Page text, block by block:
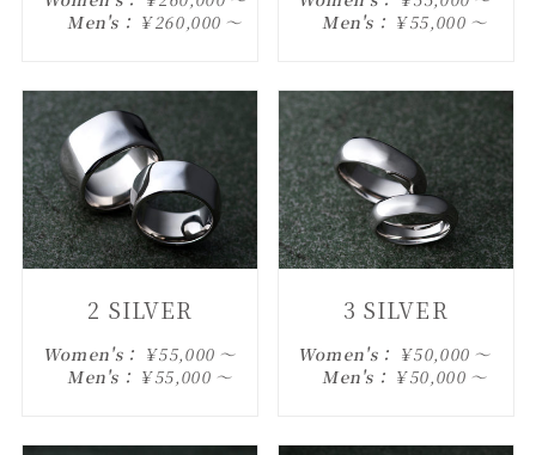
Men's： ￥260,000 ～
Men's： ￥55,000 ～
2 SILVER
Women's： ￥55,000 ～
Men's： ￥55,000 ～
3 SILVER
Women's： ￥50,000 ～
Men's： ￥50,000 ～